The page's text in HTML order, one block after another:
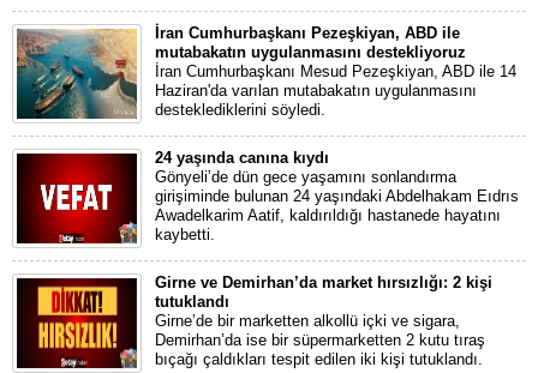
İran Cumhurbaşkanı Pezeşkiyan, ABD ile
mutabakatın uygulanmasını destekliyoruz
İran Cumhurbaşkanı Mesud Pezeşkiyan, ABD ile 14
Haziran'da varılan mutabakatın uygulanmasını
desteklediklerini söyledi.
24 yaşında canına kıydı
Gönyeli’de dün gece yaşamını sonlandırma
girişiminde bulunan 24 yaşındaki Abdelhakam Eıdrıs
Awadelkarim Aatif, kaldırıldığı hastanede hayatını
kaybetti.
Girne ve Demirhan’da market hırsızlığı: 2 kişi
tutuklandı
Girne’de bir marketten alkollü içki ve sigara,
Demirhan’da ise bir süpermarketten 2 kutu tıraş
bıçağı çaldıkları tespit edilen iki kişi tutuklandı.